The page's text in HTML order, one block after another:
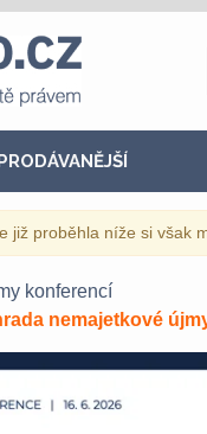
již proběhla níže si však
konferencí
nemajetkové